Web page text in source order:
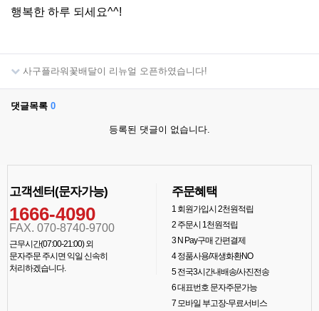
행복한 하루 되세요^^!
사구플라워꽃배달이 리뉴얼 오픈하였습니다!
댓글목록 0
등록된 댓글이 없습니다.
고객센터(문자가능)
1666-4090
FAX. 070-8740-9700
근무시간(07:00-21:00) 외
문자주문 주시면 익일 신속히
처리하겠습니다.
주문혜택
1회원가입시 2천원적립
2주문시 1천원적립
3N Pay구매 간편결제
4정품사용/재생화환NO
5전국3시간내배송/사진전송
6대표번호 문자주문가능
7모바일 부고장-무료서비스